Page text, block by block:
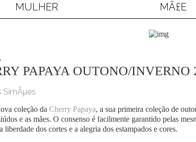
MULHER MÃ£E
PAPAYA OUTONO/INVERNO
SimÃµes
coleção da Cherry Papaya, a sua primeira coleção de
e as mães. O consenso é facilmente garantido pelas
liberdade dos cortes e a alegria dos estampados e cores.